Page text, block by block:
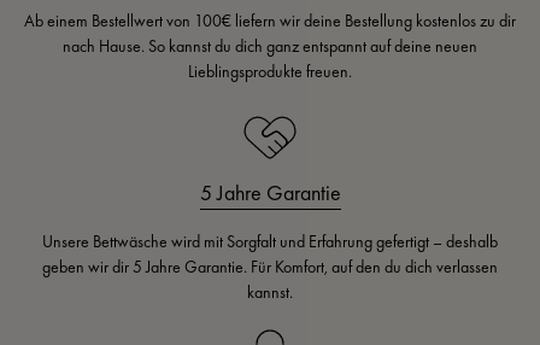
Ab einem Bestellwert von 100€ liefern wir deine Bestellung kostenlos zu dir
nach Hause. So kannst du dich ganz entspannt auf deine neuen
Lieblingsprodukte freuen.
5 Jahre Garantie
Unsere Bettwäsche wird mit Sorgfalt und Erfahrung gefertigt – deshalb
geben wir dir 5 Jahre Garantie. Für Komfort, auf den du dich verlassen
kannst.